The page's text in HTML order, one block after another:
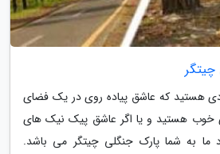
چیتگر
هستید که عاشق پیاده روی در یک فضای
خوب هستید و یا اگر عاشق پیک نیک های
ما به شما پارک جنگلی چیتگر می باشد.